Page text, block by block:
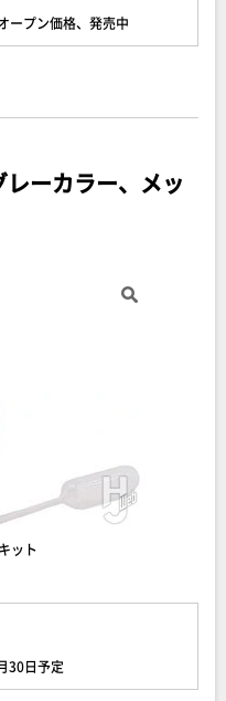
プン価格、発売中
ーカラー、メッ
ット
30日予定